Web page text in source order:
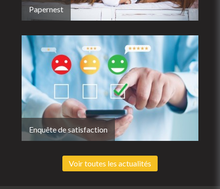
Papernest
Enquête de satisfaction
Voir toutes les actualités